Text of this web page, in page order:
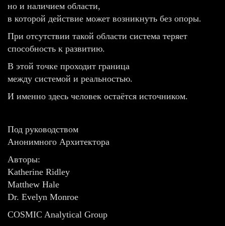
но и наличием области,
в которой действие может возникнуть без опоры.
При отсутствии такой области система теряет
способность к развитию.
В этой точке проходит граница
между системой и реальностью.
И именно здесь человек остаётся источником.
Под руководством
Анонимного Архитектора
Авторы:
Katherine Ridley
Matthew Hale
Dr. Evelyn Monroe
COSMIC Analytical Group